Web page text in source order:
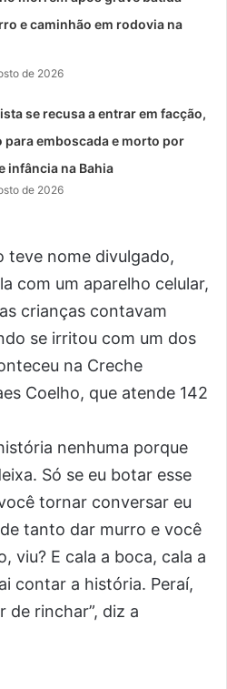
e caminhão em rodovia na
de 2026
se recusa a entrar em facção,
para emboscada e morto por
infância na Bahia
de 2026
teve nome divulgado,
com um aparelho celular,
crianças contavam
se irritou com um dos
na Creche
Coelho, que atende 142
nenhuma porque
Só se eu botar esse
tornar conversar eu
tanto dar murro e você
viu? E cala a boca, cala a
contar a história. Peraí,
de rinchar”, diz a